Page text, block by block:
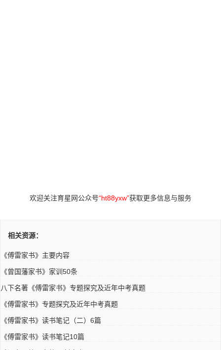
欢迎关注育星网公众号“ht88yxw”获取更多信息与服务
相关资源：
《傅雷家书》主要内容
《曾国藩家书》家训50条
八下名著《傅雷家书》专题探究及近年中考真题
《傅雷家书》专题探究及近年中考真题
《傅雷家书》读书笔记（二）6篇
《傅雷家书》读书笔记10篇